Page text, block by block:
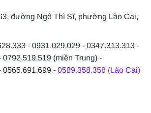
đường Ngô Thì Sĩ, phường Lào Cai,
- 0931.029.029 - 0347.313.313 -
0792.519.519 (miền Trung) -
0565.691.699 - 0589.358.358 (Lào Cai)